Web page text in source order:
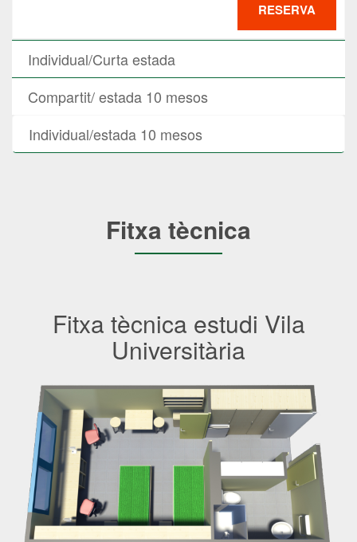
RESERVA
Individual/Curta estada
Compartit/ estada 10 mesos
Individual/estada 10 mesos
Fitxa tècnica
Fitxa tècnica estudi Vila
Universitària